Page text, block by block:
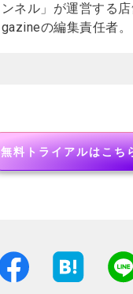
ンネル」が運営する
gazineの編集責任者。
無料トライアルはこち